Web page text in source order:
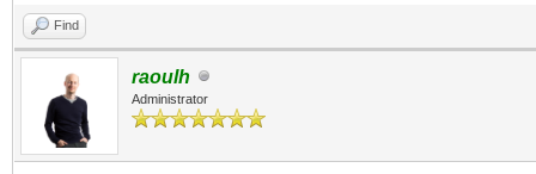
Find
raoulh
Administrator